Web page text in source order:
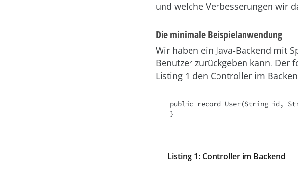
und welche Verbesserungen wir
Die minimale Beispielanwendung
Wir haben ein Java-Backend mit
Benutzer zurückgeben kann. Der
Listing 1 den Controller im
public record User(String id,
Listing 1: Controller im Backend